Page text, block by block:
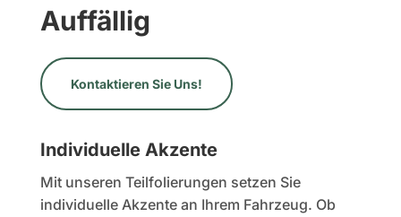
Auffällig
Kontaktieren Sie Uns!
Individuelle Akzente
Mit unseren Teilfolierungen setzen Sie
individuelle Akzente an Ihrem Fahrzeug. Ob